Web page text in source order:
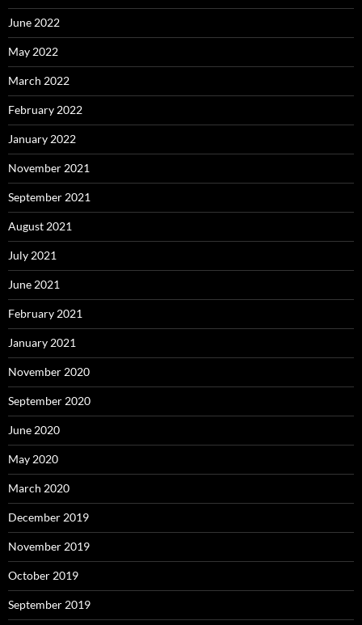
June 2022
May 2022
March 2022
February 2022
January 2022
November 2021
September 2021
August 2021
July 2021
June 2021
February 2021
January 2021
November 2020
September 2020
June 2020
May 2020
March 2020
December 2019
November 2019
October 2019
September 2019